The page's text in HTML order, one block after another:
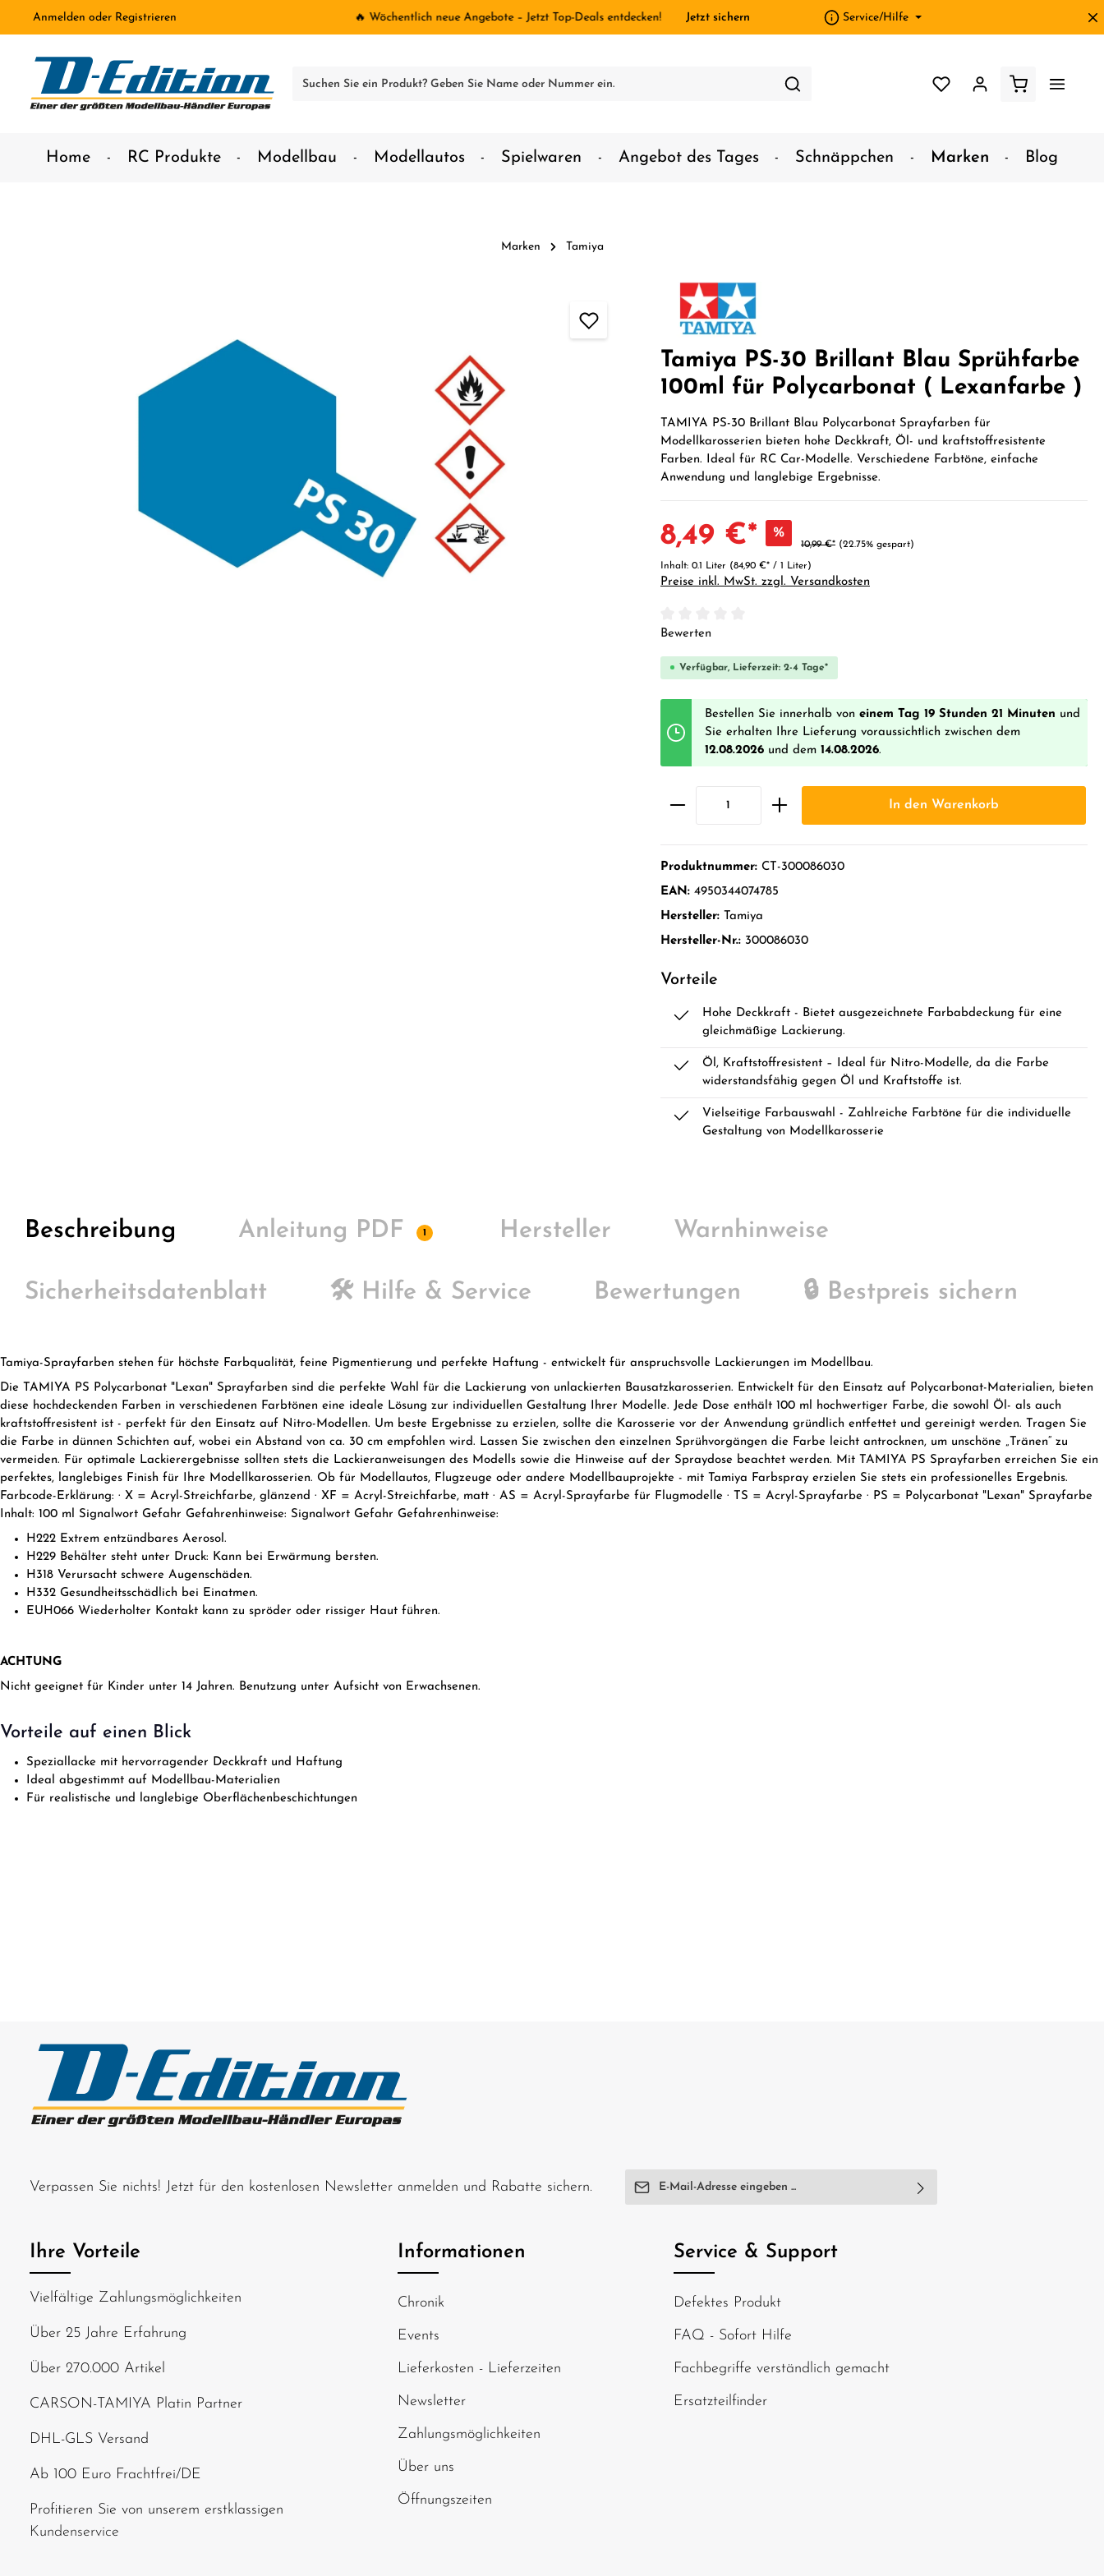
springen
Anmelden oder Registrieren 🔥 Wöchentlich neue Angebote – Jetzt Top-Deals entdecken! Jetzt sichern Service/Hilfe
Home RC Produkte Modellbau Modellautos Spielwaren Angebot des Tages Schnäppchen Marken Blog
Marken Tamiya
Tamiya PS-30 Brillant Blau Sprühfarbe
100ml für Polycarbonat ( Lexanfarbe )
TAMIYA PS-30 Brillant Blau Polycarbonat Sprayfarben für
Modellkarosserien bieten hohe Deckkraft, Öl- und kraftstoffresistente
Farben. Ideal für RC Car-Modelle. Verschiedene Farbtöne, einfache
Anwendung und langlebige Ergebnisse.
8,49 €* %
10,99 €* (22.75% gespart)
Inhalt: 0.1 Liter (84,90 €* / 1 Liter)
Preise inkl. MwSt. zzgl. Versandkosten
Durchschnittliche Bewertung von 0 von 5 Sternen
Bewerten
Verfügbar, Lieferzeit: 2-4 Tage*
Bestellen Sie innerhalb von einem Tag 19 Stunden 21 Minuten und
Sie erhalten Ihre Lieferung voraussichtlich zwischen dem
12.08.2026 und dem 14.08.2026.
In den Warenkorb
Produktnummer: CT-300086030
EAN: 4950344074785
Hersteller: Tamiya
Hersteller-Nr.: 300086030
Vorteile
Hohe Deckkraft - Bietet ausgezeichnete Farbabdeckung für eine
gleichmäßige Lackierung.
Öl, Kraftstoffresistent – Ideal für Nitro-Modelle, da die Farbe
widerstandsfähig gegen Öl und Kraftstoffe ist.
Vielseitige Farbauswahl - Zahlreiche Farbtöne für die individuelle
Gestaltung von Modellkarosserie
Beschreibung Anleitung PDF 1 Hersteller Warnhinweise
Sicherheitsdatenblatt 🛠️ Hilfe & Service Bewertungen 🔒 Bestpreis sichern
Tamiya-Sprayfarben stehen für höchste Farbqualität, feine Pigmentierung und perfekte Haftung - entwickelt für anspruchsvolle Lackierungen im Modellbau.
Die TAMIYA PS Polycarbonat "Lexan" Sprayfarben sind die perfekte Wahl für die Lackierung von unlackierten Bausatzkarosserien. Entwickelt für den Einsatz auf Polycarbonat-Materialien, bieten
diese hochdeckenden Farben in verschiedenen Farbtönen eine ideale Lösung zur individuellen Gestaltung Ihrer Modelle. Jede Dose enthält 100 ml hochwertiger Farbe, die sowohl Öl- als auch
kraftstoffresistent ist - perfekt für den Einsatz auf Nitro-Modellen. Um beste Ergebnisse zu erzielen, sollte die Karosserie vor der Anwendung gründlich entfettet und gereinigt werden. Tragen Sie
die Farbe in dünnen Schichten auf, wobei ein Abstand von ca. 30 cm empfohlen wird. Lassen Sie zwischen den einzelnen Sprühvorgängen die Farbe leicht antrocknen, um unschöne „Tränen“ zu
vermeiden. Für optimale Lackierergebnisse sollten stets die Lackieranweisungen des Modells sowie die Hinweise auf der Spraydose beachtet werden. Mit TAMIYA PS Sprayfarben erreichen Sie ein
perfektes, langlebiges Finish für Ihre Modellkarosserien. Ob für Modellautos, Flugzeuge oder andere Modellbauprojekte - mit Tamiya Farbspray erzielen Sie stets ein professionelles Ergebnis.
Farbcode-Erklärung: · X = Acryl-Streichfarbe, glänzend · XF = Acryl-Streichfarbe, matt · AS = Acryl-Sprayfarbe für Flugmodelle · TS = Acryl-Sprayfarbe · PS = Polycarbonat "Lexan" Sprayfarbe
Inhalt: 100 ml Signalwort Gefahr Gefahrenhinweise: Signalwort Gefahr Gefahrenhinweise:
H222 Extrem entzündbares Aerosol.
H229 Behälter steht unter Druck: Kann bei Erwärmung bersten.
H318 Verursacht schwere Augenschäden.
H332 Gesundheitsschädlich bei Einatmen.
EUH066 Wiederholter Kontakt kann zu spröder oder rissiger Haut führen.
ACHTUNG
Nicht geeignet für Kinder unter 14 Jahren. Benutzung unter Aufsicht von Erwachsenen.
Vorteile auf einen Blick
Speziallacke mit hervorragender Deckkraft und Haftung
Ideal abgestimmt auf Modellbau-Materialien
Für realistische und langlebige Oberflächenbeschichtungen
Verpassen Sie nichts! Jetzt für den kostenlosen Newsletter anmelden und Rabatte sichern. E-Mail-Adresse*
einverstanden.
abgebildeten Zeichen ein*
Ihre Vorteile
Vielfältige Zahlungsmöglichkeiten
Über 25 Jahre Erfahrung
Über 270.000 Artikel
CARSON-TAMIYA Platin Partner
DHL-GLS Versand
Ab 100 Euro Frachtfrei/DE
Profitieren Sie von unserem erstklassigen
Kundenservice
Informationen
Chronik
Events
Lieferkosten - Lieferzeiten
Newsletter
Zahlungsmöglichkeiten
Über uns
Öffnungszeiten
Service & Support
Defektes Produkt
FAQ - Sofort Hilfe
Fachbegriffe verständlich gemacht
Ersatzteilfinder